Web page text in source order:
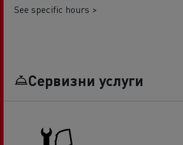
See specific hours >
Сервизни услуги